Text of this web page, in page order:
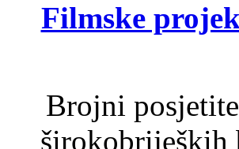
Filmske
Brojni
širokobrijeških